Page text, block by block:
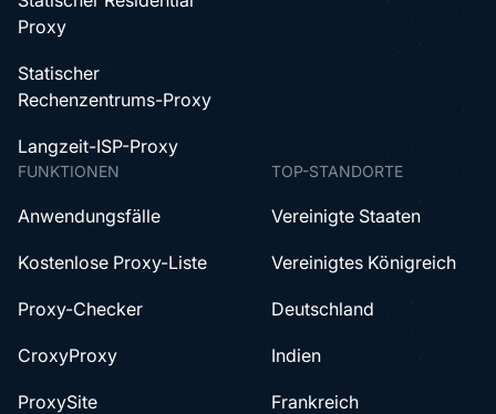
Proxy
Statischer
Rechenzentrums-Proxy
Langzeit-ISP-Proxy
FUNKTIONEN
Anwendungsfälle
Kostenlose Proxy-Liste
Proxy-Checker
CroxyProxy
ProxySite
TOP-STANDORTE
Vereinigte Staaten
Vereinigtes Königreich
Deutschland
Indien
Frankreich